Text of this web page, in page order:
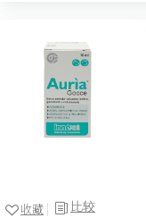
比较
收藏